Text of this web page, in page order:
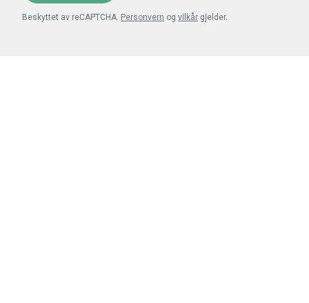
Beskyttet av reCAPTCHA. Personvern og vilkår gjelder.